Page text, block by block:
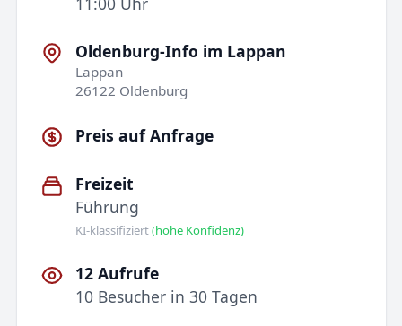
Oldenburg-Info im Lappan
Lappan
26122 Oldenburg
Preis auf Anfrage
Freizeit
Führung
KI-klassifiziert(hohe Konfidenz)
12 Aufrufe
10 Besucher in 30 Tagen